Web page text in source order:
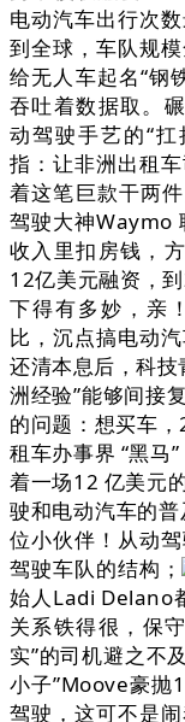
电动汽车出行次
到全球，车队规
给无人车起名“钢
吞吐着数据取。
动驾驶手艺的“
指：让非洲出租
着这笔巨款干两
驾驶大神Waymo
收入里扣房钱，
12亿美元融资，
下得有多妙，亲
比，沉点搞电动
还清本息后，科
洲经验”能够间接
的问题：想买车
租车办事界 “黑马
着一场12 亿美元
驶和电动汽车的
位小伙伴！从动
驾驶车队的结构；
始人Ladi Delano
关系铁得很，保
实”的司机避之不
小子”Moove豪抛
驾驶，这可不是